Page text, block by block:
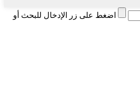
اضغط على زر الإدخال للبحث أو